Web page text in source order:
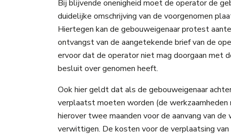
Bij blijvende onenigheid moet de operator de
duidelijke omschrijving van de voorgenomen
Hiertegen kan de gebouweigenaar protest
ontvangst van de aangetekende brief van de
ervoor dat de operator niet mag doorgaan met
besluit over genomen heeft.
Ook hier geldt dat als de gebouweigenaar
verplaatst moeten worden (de
hierover twee maanden voor de aanvang van
verwittigen. De kosten voor de verplaatsing